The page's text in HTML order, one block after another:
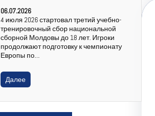
06.07.2026
4 июля 2026 стартовал третий учебно-
тренировочный сбор национальной
сборной Молдовы до 18 лет. Игроки
продолжают подготовку к чемпионату
Европы по…
Далее